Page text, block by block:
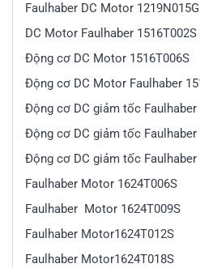
Faulhaber DC Motor 1219N015G
DC Motor Faulhaber 1516T002S
Động cơ DC Motor 1516T006S
Động cơ DC Motor Faulhaber
Động cơ DC giảm tốc Faulhaber
Động cơ DC giảm tốc Faulhaber
Động cơ DC giảm tốc Faulhaber
Faulhaber Motor 1624T006S
Faulhaber Motor 1624T009S
Faulhaber Motor1624T012S
Faulhaber Motor1624T018S